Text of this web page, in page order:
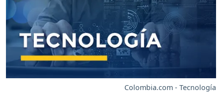
Colombia.com - Tecnología